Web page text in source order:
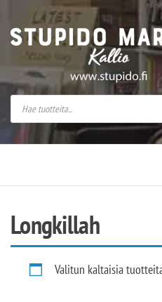
Stupido Market –
Longkillah
Valitun kaltaisia